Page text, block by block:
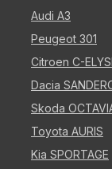
Audi A3
Peugeot 301
Citroen C-
Dacia
Skoda
Toyota AURIS
Kia SPORTAGE